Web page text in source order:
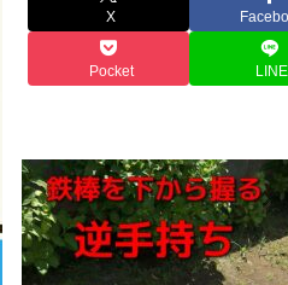
X
Pocket LINE